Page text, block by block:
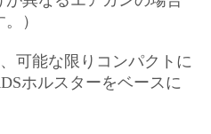
）
可能な限りコンパクトに
ホルスターをベースに